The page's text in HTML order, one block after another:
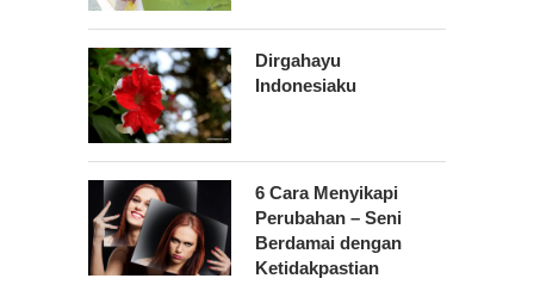
Dirgahayu
Indonesiaku
6 Cara Menyikapi
Perubahan – Seni
Berdamai dengan
Ketidakpastian